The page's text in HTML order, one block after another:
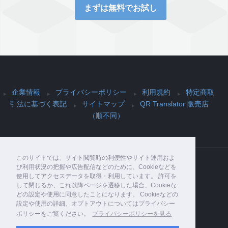
このサイトでは、サイト閲覧時の利便性やサイト運用およ
び利用状況の把握や広告配信などのために、Cookieなどを
使用してアクセスデータを取得・利用しています。 許可を
して閉じるか、これ以降ページを遷移した場合、Cookieな
どの設定や使用に同意したことになります。 Cookieなどの
設定や使用の詳細、オプトアウトについてはプライバシー
ポリシーをご覧ください。
プライバシーポリシーを見る
まずは無料でお試し
企業情報 プライバシーポリシー 利用規約
特定商取
引法に基づく表記
サイトマップ
QR Translator 販売店
（順不同）
Copyright© PIJIN Co., Ltd. , 2026 All Rights
Reserved.